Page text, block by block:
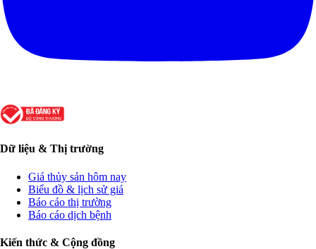
Dữ liệu & Thị trường
Giá thủy sản hôm nay
Biểu đồ & lịch sử giá
Báo cáo thị trường
Báo cáo dịch bệnh
Kiến thức & Cộng đồng